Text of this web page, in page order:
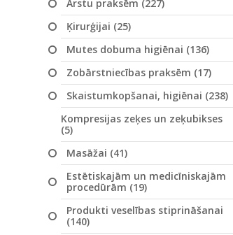
Ārstu praksēm (227)
Ķirurģijai (25)
Mutes dobuma higiēnai (136)
Zobārstniecības praksēm (17)
Skaistumkopšanai, higiēnai (238)
Kompresijas zeķes un zeķubikses
(5)
Masāžai (41)
Estētiskajām un medicīniskajām
procedūrām (19)
Produkti veselības stiprināšanai
(140)